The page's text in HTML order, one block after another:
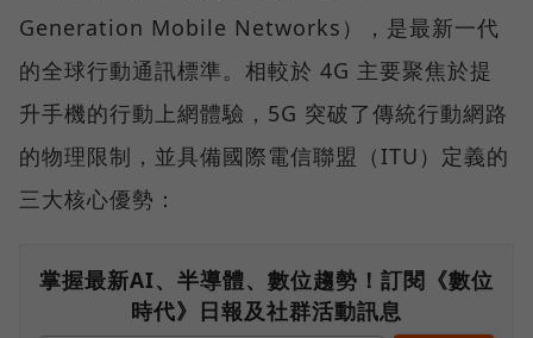
Generation Mobile Networks），是最新一代
的全球行動通訊標準。相較於 4G 主要聚焦於提
升手機的行動上網體驗，5G 突破了傳統行動網路
的物理限制，並具備國際電信聯盟（ITU）定義的
三大核心優勢：
掌握最新AI、半導體、數位趨勢！訂閱《數位
時代》日報及社群活動訊息